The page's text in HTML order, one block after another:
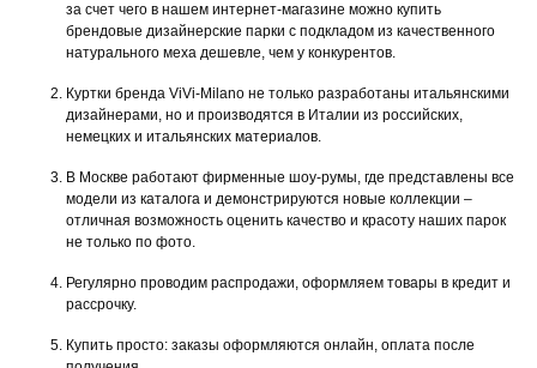
за счет чего в нашем интернет-магазине можно купить
брендовые дизайнерские парки с подкладом из качественного
натурального меха дешевле, чем у конкурентов.
Куртки бренда ViVi-Milano не только разработаны итальянскими
дизайнерами, но и производятся в Италии из российских,
немецких и итальянских материалов.
В Москве работают фирменные шоу-румы, где представлены все
модели из каталога и демонстрируются новые коллекции –
отличная возможность оценить качество и красоту наших парок
не только по фото.
Регулярно проводим распродажи, оформляем товары в кредит и
рассрочку.
Купить просто: заказы оформляются онлайн, оплата после